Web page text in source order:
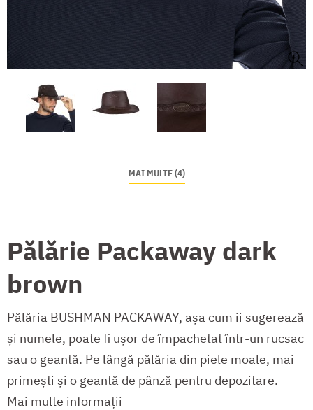
MAI MULTE (4)
Pălărie Packaway dark
brown
Pălăria BUSHMAN PACKAWAY, așa cum ii sugerează
și numele, poate fi ușor de împachetat într-un rucsac
sau o geantă. Pe lângă pălăria din piele moale, mai
primești și o geantă de pânză pentru depozitare.
Mai multe informații